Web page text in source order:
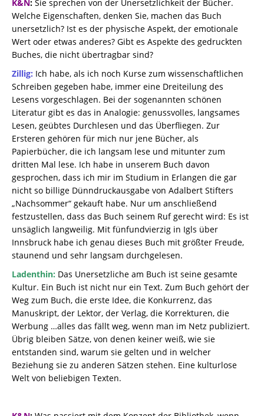
K&N: Sie sprechen von der Unersetzlichkeit der Bücher.
Welche Eigenschaften, denken Sie, machen das Buch
unersetzlich? Ist es der physische Aspekt, der emotionale
Wert oder etwas anderes? Gibt es Aspekte des gedruckten
Buches, die nicht übertragbar sind?
Zillig: Ich habe, als ich noch Kurse zum wissenschaftlichen
Schreiben gegeben habe, immer eine Dreiteilung des
Lesens vorgeschlagen. Bei der sogenannten schönen
Literatur gibt es das in Analogie: genussvolles, langsames
Lesen, geübtes Durchlesen und das Überfliegen. Zur
Ersteren gehören für mich nur jene Bücher, als
Papierbücher, die ich langsam lese und mitunter zum
dritten Mal lese. Ich habe in unserem Buch davon
gesprochen, dass ich mir im Studium in Erlangen die gar
nicht so billige Dünndruckausgabe von Adalbert Stifters
„Nachsommer“ gekauft habe. Nur um anschließend
festzustellen, dass das Buch seinem Ruf gerecht wird: Es ist
unsäglich langweilig. Mit fünfundvierzig in Igls über
Innsbruck habe ich genau dieses Buch mit größter Freude,
staunend und sehr langsam durchgelesen.
Ladenthin: Das Unersetzliche am Buch ist seine gesamte
Kultur. Ein Buch ist nicht nur ein Text. Zum Buch gehört der
Weg zum Buch, die erste Idee, die Konkurrenz, das
Manuskript, der Lektor, der Verlag, die Korrekturen, die
Werbung …alles das fällt weg, wenn man im Netz publiziert.
Übrig bleiben Sätze, von denen keiner weiß, wie sie
entstanden sind, warum sie gelten und in welcher
Beziehung sie zu anderen Sätzen stehen. Eine kulturlose
Welt von beliebigen Texten.